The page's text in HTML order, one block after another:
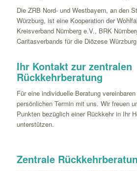
Die ZRB Nord- und Westbayern, an den
Würzburg, ist eine Kooperation der
Kreisverband Nürnberg e.V., BRK
Caritasverbands für die Diözese
Ihr Kontakt zur zentralen
Rückkehrberatung
Für eine individuelle Beratung
persönlichen Termin mit uns. Wir freuen
Punkten bezüglich einer Rückkehr in Ihr
unterstützen.
Zentrale